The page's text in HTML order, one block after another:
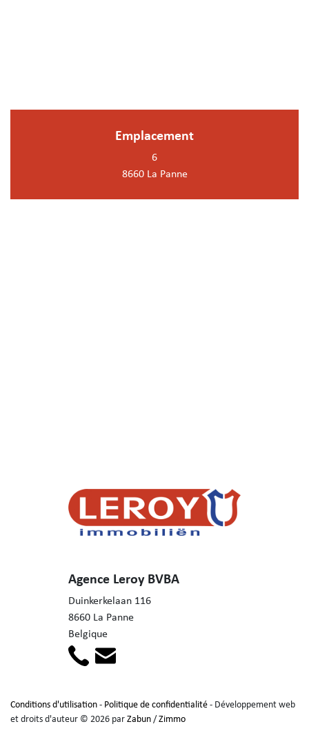
Emplacement
6
8660 La Panne
Agence Leroy BVBA
Duinkerkelaan 116
8660 La Panne
Belgique
Conditions d'utilisation- Politique de confidentialité- Développement web
et droits d'auteur © 2026 parZabun/Zimmo